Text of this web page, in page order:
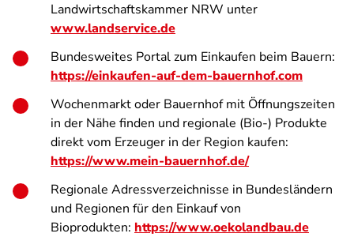
Landwirtschaftskammer NRW unter
www.landservice.de
Bundesweites Portal zum Einkaufen beim Bauern:
https://einkaufen-auf-dem-bauernhof.com
Wochenmarkt oder Bauernhof mit Öffnungszeiten
in der Nähe finden und regionale (Bio-) Produkte
direkt vom Erzeuger in der Region kaufen:
https://www.mein-bauernhof.de/
Regionale Adressverzeichnisse in Bundesländern
und Regionen für den Einkauf von
Bioprodukten: https://www.oekolandbau.de